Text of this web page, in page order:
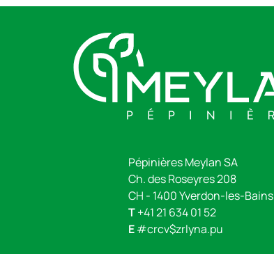
Pépinières Meylan SA
Ch. des Roseyres 208
CH - 1400 Yverdon-les-Bains
T+41 21 634 01 52
E#crcv$zrlyna.pu